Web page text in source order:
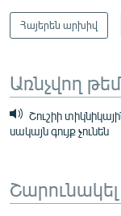
Հայերեն արխիվ
Առնչվող
Շուշիի
սակայն գույք չունեն